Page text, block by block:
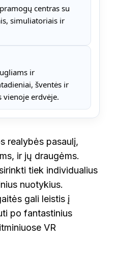
centras su
simuliatoriais ir
ir
šventės ir
vienoje erdvėje.
realybės pasaulį,
ir jų draugėms.
tiek individualius
nuotykius.
gali leistis į
po fantastinius
VR